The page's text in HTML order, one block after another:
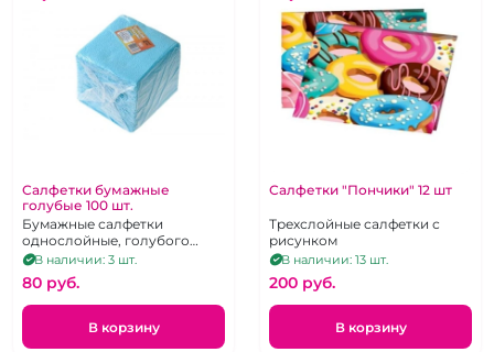
Салфетки бумажные
голубые 100 шт.
Бумажные салфетки
однослойные, голубого
цвета. 100 шт.
В наличии: 3 шт.
80 pуб.
В корзину
Салфетки "Пончики" 12 шт
Трехслойные салфетки с
рисунком
В наличии: 13 шт.
200 pуб.
В корзину